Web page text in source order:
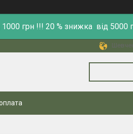
1000 грн !!! 20 % знижка від 5000